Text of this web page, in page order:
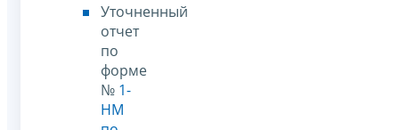
Уточненный
отчет
по
форме
№ 1-
НМ